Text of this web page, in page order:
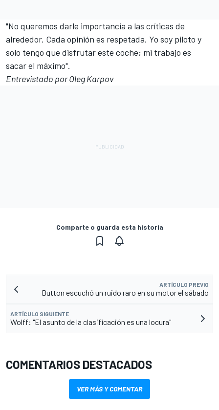
"No queremos darle importancia a las críticas de
alrededor. Cada opinión es respetada. Yo soy piloto y
solo tengo que disfrutar este coche; mi trabajo es
sacar el máximo".
Entrevistado por Oleg Karpov
Comparte o guarda esta historia
ARTÍCULO PREVIO
Button escuchó un ruido raro en su motor el sábado
ARTÍCULO SIGUIENTE
Wolff: "El asunto de la clasificación es una locura"
COMENTARIOS DESTACADOS
VER MÁS Y COMENTAR